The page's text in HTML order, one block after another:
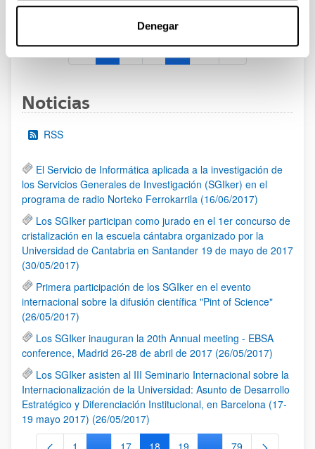
Denegar
al 30/07/2026 (ambos incluídos)
Página
1 Página
2 Página
3 ...Páginas intermedias Use TAB
Página
95
Noticias
RSS
El Servicio de Informática aplicada a la investigación de
los Servicios Generales de Investigación (SGIker) en el
programa de radio Norteko Ferrokarrila (16/06/2017)
Los SGIker participan como jurado en el 1er concurso de
cristalización en la escuela cántabra organizado por la
Universidad de Cantabria en Santander 19 de mayo de 2017
(30/05/2017)
Primera participación de los SGIker en el evento
internacional sobre la difusión científica "Pint of Science"
(26/05/2017)
Los SGIker inauguran la 20th Annual meeting - EBSA
conference, Madrid 26-28 de abril de 2017 (26/05/2017)
Los SGIker asisten al III Seminario Internacional sobre la
Internacionalización de la Universidad: Asunto de Desarrollo
Estratégico y Diferenciación Institucional, en Barcelona (17-
19 mayo 2017) (26/05/2017)